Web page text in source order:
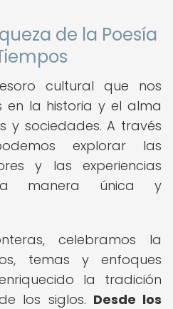
de la Poesía
cultural que nos
en la historia y el alma
y sociedades. A través
explorar las
y las experiencias
manera única y
celebramos la
temas y enfoques
la tradición
los siglos. Desde los